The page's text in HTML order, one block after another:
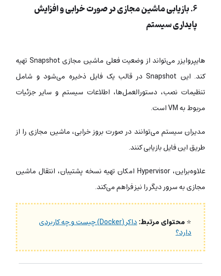
۶. بازیابی ماشین مجازی در صورت خرابی و افزایش
پایداری سیستم
هایپروایزر می‌تواند از وضعیت فعلی ماشین مجازی Snapshot تهیه
کند. این Snapshot در قالب یک فایل ذخیره می‌شود و شامل
تنظیمات نصب، دستورالعمل‌ها، اطلاعات سیستم و سایر جزئیات
مربوط به VM است.
مدیران سیستم می‌توانند در صورت بروز خرابی، ماشین مجازی را از
طریق این فایل بازیابی کنند.
علاوه‌براین، Hypervisor امکان تهیه نسخه پشتیبان، انتقال ماشین
مجازی به سرور دیگر را نیز فراهم می‌کند.
⭐محتوای مرتبط: داکر (Docker) چیست و چه کاربردی
دارد؟